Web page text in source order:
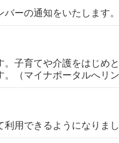
ーの通知をいたします。
子育てや介護をはじめ
。（マイナポータルへリ
用できるようになりまし